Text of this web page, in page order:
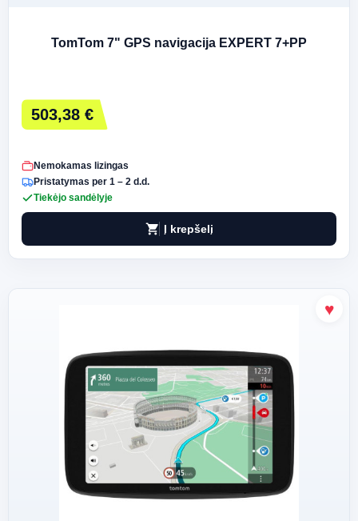
TomTom 7" GPS navigacija EXPERT 7+PP
503,38 €
Nemokamas lizingas
Pristatymas per 1 – 2 d.d.
Tiekėjo sandėlyje
shopping_cart Į krepšelį